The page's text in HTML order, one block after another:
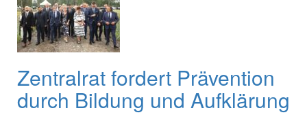
Zentralrat fordert Prävention
durch Bildung und Aufklärung